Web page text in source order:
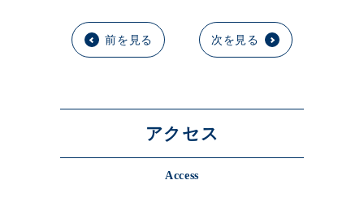
前を見る 次を見る
アクセス
Access